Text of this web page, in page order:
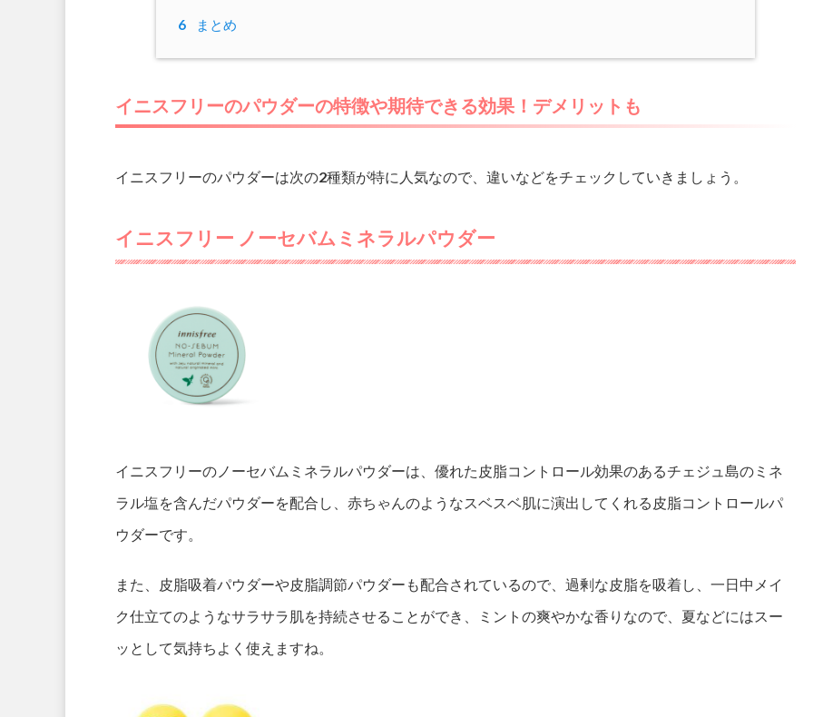
6 まとめ
イニスフリーのパウダーの特徴や期待できる効果！デメリットも
イニスフリーのパウダーは次の2種類が特に人気なので、違いなどをチェックしていきましょう。
イニスフリー ノーセバムミネラルパウダー
イニスフリーのノーセバムミネラルパウダーは、優れた皮脂コントロール効果のあるチェジュ島のミネ
ラル塩を含んだパウダーを配合し、赤ちゃんのようなスベスベ肌に演出してくれる皮脂コントロールパ
ウダーです。
また、皮脂吸着パウダーや皮脂調節パウダーも配合されているので、過剰な皮脂を吸着し、一日中メイ
ク仕立てのようなサラサラ肌を持続させることができ、ミントの爽やかな香りなので、夏などにはスー
ッとして気持ちよく使えますね。